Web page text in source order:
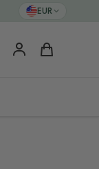
EUR
FavoritenWarenkorb